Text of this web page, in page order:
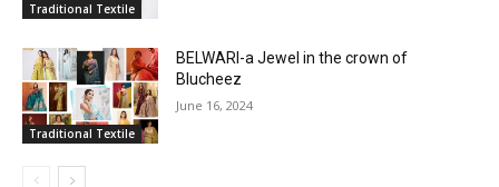
Traditional Textile
Traditional Textile
BELWARI-a Jewel in the crown of
Blucheez
June 16, 2024